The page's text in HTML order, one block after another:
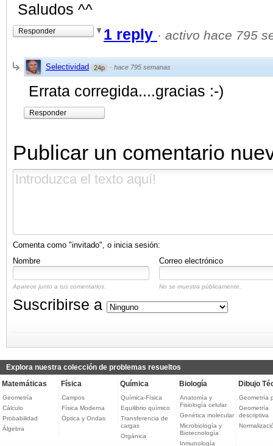
Saludos ^^
Responder 1 reply · activo hace 795
Selectividad 24p · hace 795 semanas
Errata corregida....gracias :-)
Responder
Publicar un comentario
Comenta como "invitado", o inicia sesión:
Nombre
Correo electrónico
Aparece junto a tus comentarios. No se muestra públicamente.
Suscribirse a
Explora nuestra colección de problemas resueltos
Matemáticas
Geometría
Cálculo
Probabilidad
Álgebra
Física
Campos
Física Moderna
Óptica y Ondas
Química
Química-Física
Equilibrio químico
Transferencia de
cargas
Orgánica
Biología
Anatomía y
Fisiología celular
Genética molecular
Microbiología y
Biotecnología
Inmunología
Dibujo
Geometría
Geometría
descriptiva